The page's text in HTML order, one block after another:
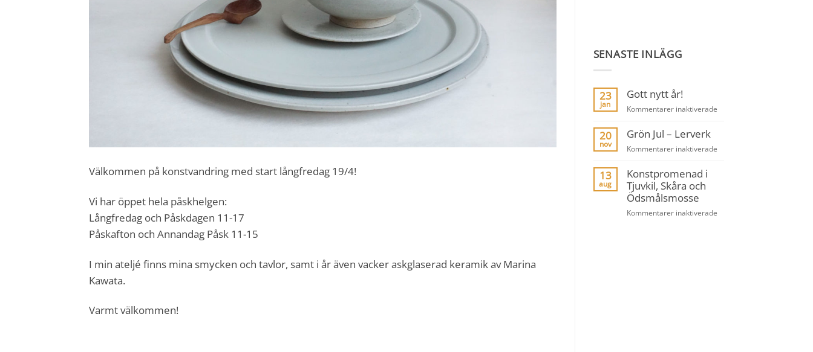
Välkommen på konstvandring med start långfredag 19/4!
Vi har öppet hela påskhelgen:
Långfredag och Påskdagen 11-17
Påskafton och Annandag Påsk 11-15
I min ateljé finns mina smycken och tavlor, samt i år även vacker askglaserad keramik av Marina
Kawata.
Varmt välkommen!
SENASTE INLÄGG
23
jan
Gott nytt år!
Kommentarer inaktiveradeför
20
nov
Grön Jul – Lerverk
Kommentarer inaktiveradeför
13
aug
Konstpromenad i
Tjuvkil, Skåra och
Ödsmålsmosse
Kommentarer inaktiveradeför